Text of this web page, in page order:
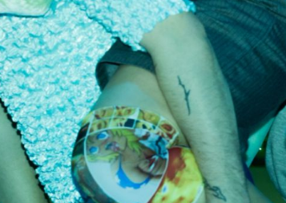
Box teater)
Box teater)